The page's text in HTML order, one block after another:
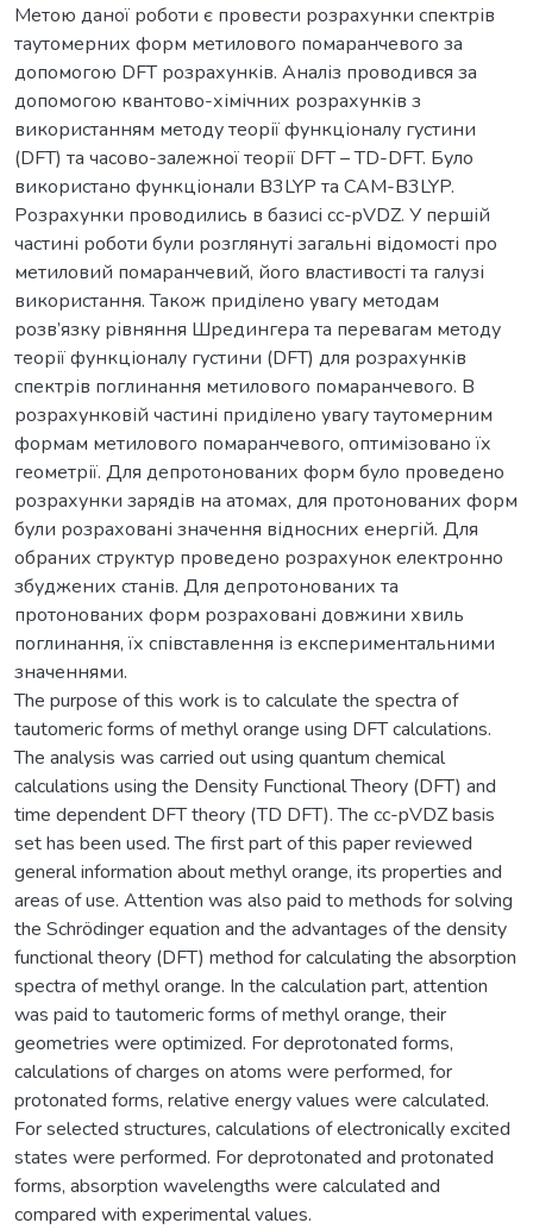
Метою даної роботи є провести розрахунки спектрів
таутомерних форм метилового помаранчевого за
допомогою DFT розрахунків. Аналіз проводився за
допомогою квантово-хімічних розрахунків з
використанням методу теорії функціоналу густини
(DFT) та часово-залежної теорії DFT – TD-DFT. Було
використано функціонали B3LYP та CAM-B3LYP.
Розрахунки проводились в базисі cc-pVDZ. У першій
частині роботи були розглянуті загальні відомості про
метиловий помаранчевий, його властивості та галузі
використання. Також приділено увагу методам
розв’язку рівняння Шредингера та перевагам методу
теорії функціоналу густини (DFT) для розрахунків
спектрів поглинання метилового помаранчевого. В
розрахунковій частині приділено увагу таутомерним
формам метилового помаранчевого, оптимізовано їх
геометрії. Для депротонованих форм було проведено
розрахунки зарядів на атомах, для протонованих форм
були розраховані значення відносних енергій. Для
обраних структур проведено розрахунок електронно
збуджених станів. Для депротонованих та
протонованих форм розраховані довжини хвиль
поглинання, їх співставлення із експериментальними
значеннями.
The purpose of this work is to calculate the spectra of
tautomeric forms of methyl orange using DFT calculations.
The analysis was carried out using quantum chemical
calculations using the Density Functional Theory (DFT) and
time dependent DFT theory (TD DFT). The cc-pVDZ basis
set has been used. The first part of this paper reviewed
general information about methyl orange, its properties and
areas of use. Attention was also paid to methods for solving
the Schrödinger equation and the advantages of the density
functional theory (DFT) method for calculating the absorption
spectra of methyl orange. In the calculation part, attention
was paid to tautomeric forms of methyl orange, their
geometries were optimized. For deprotonated forms,
calculations of charges on atoms were performed, for
protonated forms, relative energy values were calculated.
For selected structures, calculations of electronically excited
states were performed. For deprotonated and protonated
forms, absorption wavelengths were calculated and
compared with experimental values.